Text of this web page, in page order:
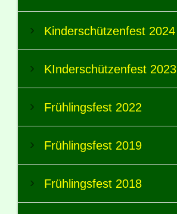
Kinderschützenfest 2024
KInderschützenfest 2023
Frühlingsfest 2022
Frühlingsfest 2019
Frühlingsfest 2018